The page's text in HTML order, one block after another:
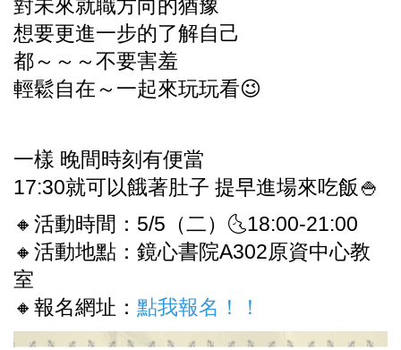
對未來就職方向的猶豫
想要更進一步的了解自己
都～～～不要害羞
輕鬆自在～一起來玩玩看😉
一樣 晚間時刻有便當
17:30就可以餓著肚子 提早進場來吃飯🍚
🔸活動時間：5/5（二）🌜18:00-21:00
🔸活動地點：鏡心書院A302原資中心教
室
🔸報名網址： 點我報名！！